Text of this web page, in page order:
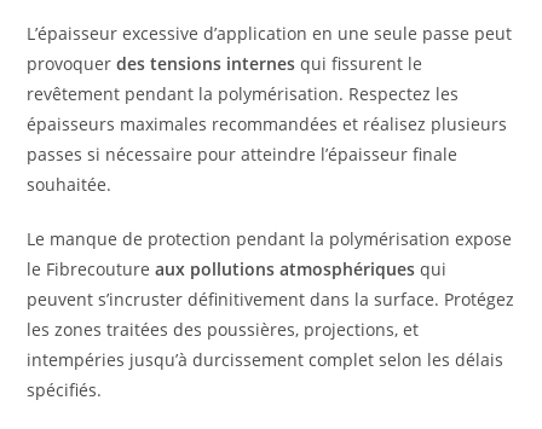
L’épaisseur excessive d’application en une seule passe peut
provoquerdes tensions internes qui fissurent le
revêtement pendant la polymérisation. Respectez les
épaisseurs maximales recommandées et réalisez plusieurs
passes si nécessaire pour atteindre l’épaisseur finale
souhaitée.
Le manque de protection pendant la polymérisation expose
le Fibrecoutureaux pollutions atmosphériques qui
peuvent s’incruster définitivement dans la surface. Protégez
les zones traitées des poussières, projections, et
intempéries jusqu’à durcissement complet selon les délais
spécifiés.